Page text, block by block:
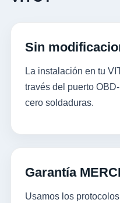
Sin
La instalación en tu
través del puerto
cero soldaduras.
Garantía
Usamos los